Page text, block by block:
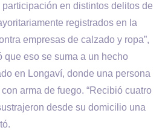
participación en distintos delitos de
registrados en la
empresas de calzado y ropa”,
eso se suma a un hecho
en Longaví, donde una persona
arma de fuego. “Recibió cuatro
desde su domicilio una